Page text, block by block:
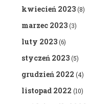
kwiecień 2023(8)
marzec 2023(3)
luty 2023(6)
styczeń 2023(5)
grudzień 2022 (4)
listopad 2022 (10)